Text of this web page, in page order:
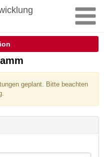
geplant. Bitte beachten